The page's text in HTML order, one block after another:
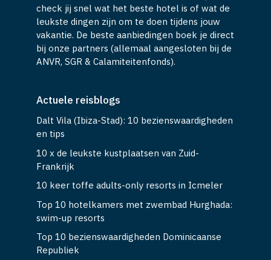
check jij snel wat het beste hotel is of wat de
leukste dingen zijn om te doen tijdens jouw
vakantie. De beste aanbiedingen boek je direct
bij onze partners (allemaal aangesloten bij de
ANVR, SGR & Calamiteitenfonds).
Actuele reisblogs
Dalt Vila (Ibiza-Stad): 10 bezienswaardigheden
en tips
10 x de leukste kustplaatsen van Zuid-
Frankrijk
10 keer toffe adults-only resorts in Icmeler
Top 10 hotelkamers met zwembad Hurghada:
swim-up resorts
Top 10 bezienswaardigheden Dominicaanse
Republiek